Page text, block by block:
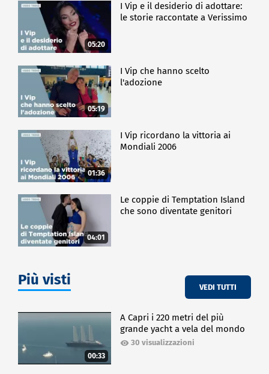
05:20
I Vip e il desiderio di adottare:
le storie raccontate a Verissimo
05:19
I Vip che hanno scelto
l'adozione
01:36
I Vip ricordano la vittoria ai
Mondiali 2006
04:01
Le coppie di Temptation Island
che sono diventate genitori
Più visti VEDI TUTTI
00:33
A Capri i 220 metri del più
grande yacht a vela del mondo
30 visualizzazioni